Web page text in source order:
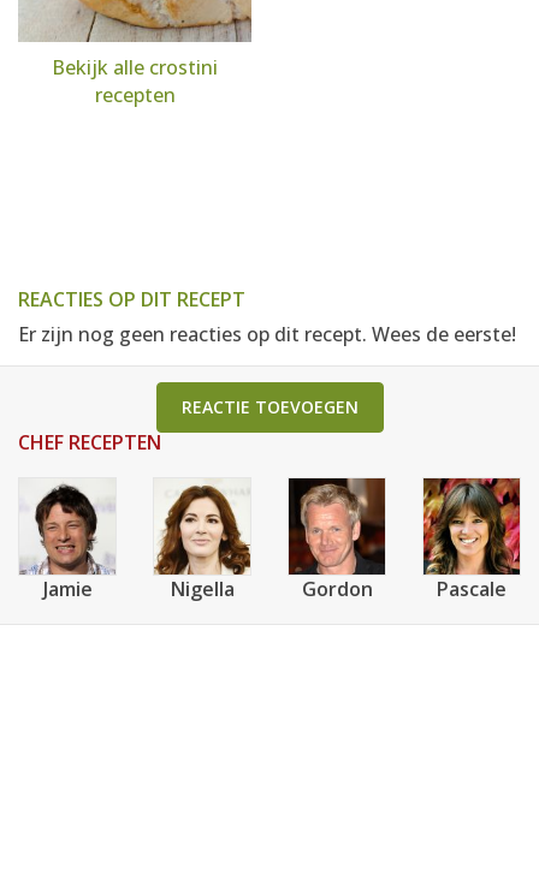
Bekijk alle crostini
recepten
REACTIES OP DIT RECEPT
Er zijn nog geen reacties op dit recept. Wees de eerste!
REACTIE TOEVOEGEN
CHEF RECEPTEN
Jamie Nigella Gordon Pascale